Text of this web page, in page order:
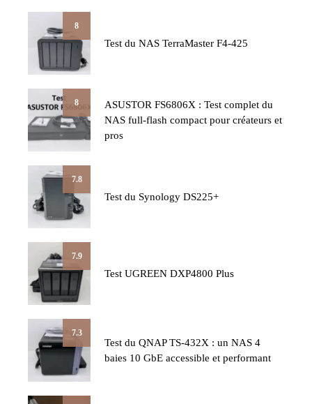
8
Test du NAS TerraMaster F4-425
8
ASUSTOR FS6806X : Test complet du
NAS full-flash compact pour créateurs et
pros
7.8
Test du Synology DS225+
7.9
Test UGREEN DXP4800 Plus
7.3
Test du QNAP TS-432X : un NAS 4
baies 10 GbE accessible et performant